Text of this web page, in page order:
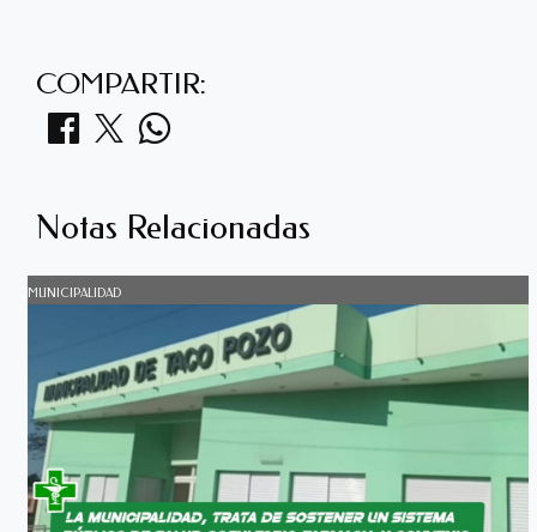
COMPARTIR:
Notas Relacionadas
MUNICIPALIDAD